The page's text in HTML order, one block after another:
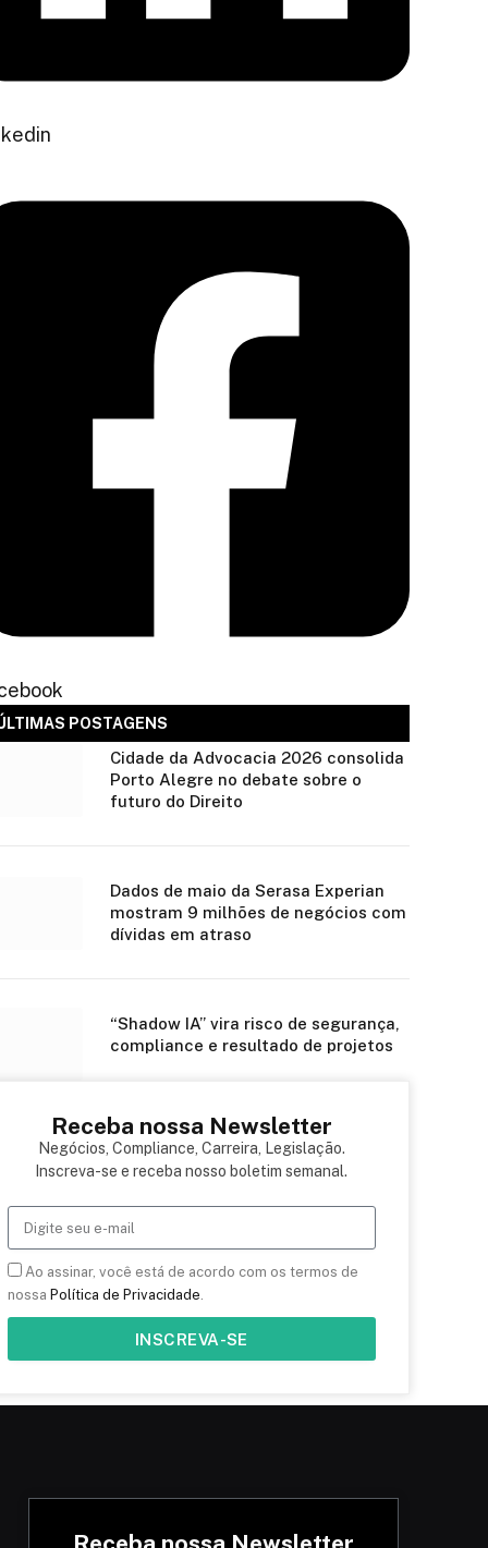
POSTAGENS
Cidade da Advocacia 2026 consolida
Porto Alegre no debate sobre o
futuro do Direito
Dados de maio da Serasa Experian
mostram 9 milhões de negócios com
dívidas em atraso
“Shadow IA” vira risco de segurança,
compliance e resultado de projetos
Receba nossa Newsletter
Negócios, Compliance, Carreira, Legislação.
Inscreva-se e receba nosso boletim semanal.
Ao assinar, você está de acordo com os termos de
nossa Política de Privacidade.
INSCREVA-SE